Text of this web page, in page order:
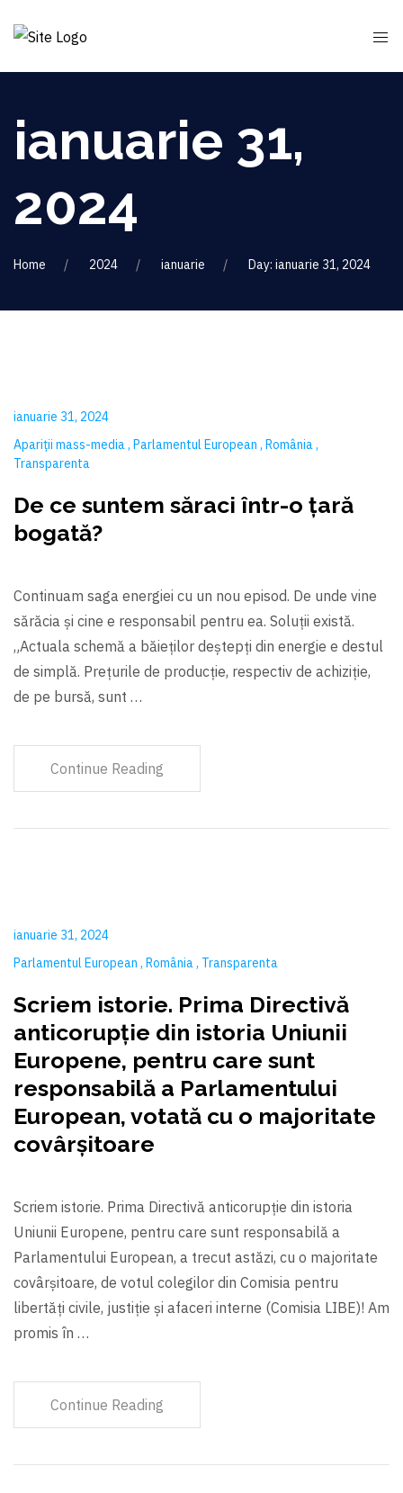
ianuarie 31,
2024
Home 2024 ianuarie Day: ianuarie 31, 2024
ianuarie 31, 2024
Apariții mass-media Parlamentul European România
Transparenta
De ce suntem săraci într-o țară
bogată?
Continuam saga energiei cu un nou episod. De unde vine
sărăcia şi cine e responsabil pentru ea. Soluții există.
„Actuala schemă a băieților deștepți din energie e destul
de simplă. Prețurile de producție, respectiv de achiziție,
de pe bursă, sunt …
Continue Reading
ianuarie 31, 2024
Parlamentul European România Transparenta
Scriem istorie. Prima Directivă
anticorupție din istoria Uniunii
Europene, pentru care sunt
responsabilă a Parlamentului
European, votată cu o majoritate
covârșitoare
Scriem istorie. Prima Directivă anticorupție din istoria
Uniunii Europene, pentru care sunt responsabilă a
Parlamentului European, a trecut astăzi, cu o majoritate
covârșitoare, de votul colegilor din Comisia pentru
libertăți civile, justiție și afaceri interne (Comisia LIBE)! Am
promis în …
Continue Reading